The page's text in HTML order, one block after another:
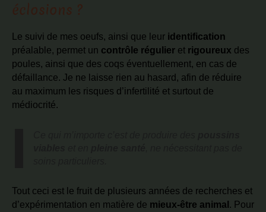
Le suivi de mes oeufs, ainsi que leur identification
préalable, permet un contrôle régulier et rigoureux des
poules, ainsi que des coqs éventuellement, en cas de
défaillance. Je ne laisse rien au hasard, afin de réduire
au maximum les risques d’infertilité et surtout de
médiocrité.
Tout ceci est le fruit de plusieurs années de recherches et
d’expérimentation en matière de mieux-être animal . Pour